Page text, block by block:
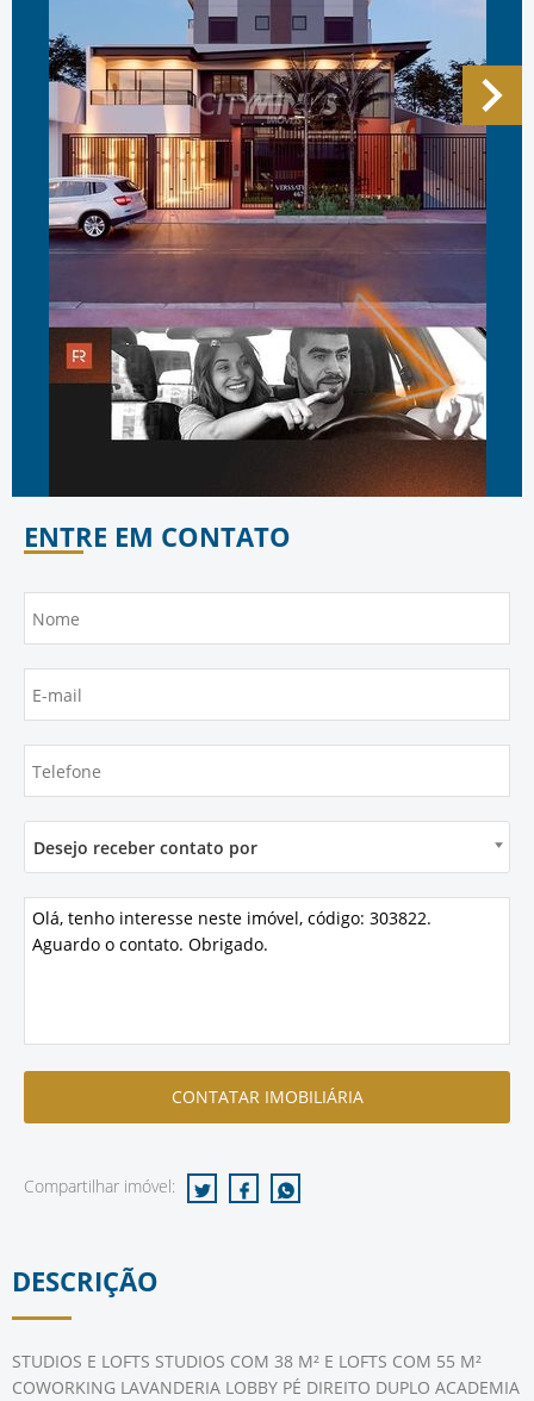
ENTRE EM CONTATO
Desejo receber contato por
Compartilhar imóvel:
DESCRIÇÃO
STUDIOS E LOFTS STUDIOS COM 38 M² E LOFTS COM 55 M²
COWORKING LAVANDERIA LOBBY PÉ DIREITO DUPLO ACADEMIA